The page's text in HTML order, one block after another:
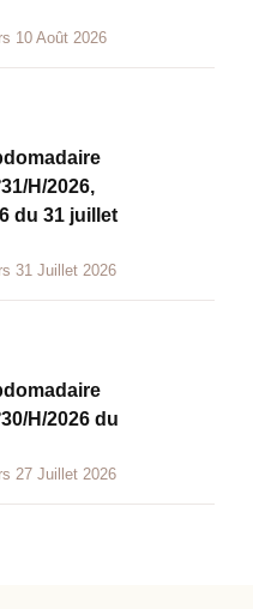
10 Août 2026
H/2026,
du 31 juillet
31 Juillet 2026
H/2026 du
27 Juillet 2026